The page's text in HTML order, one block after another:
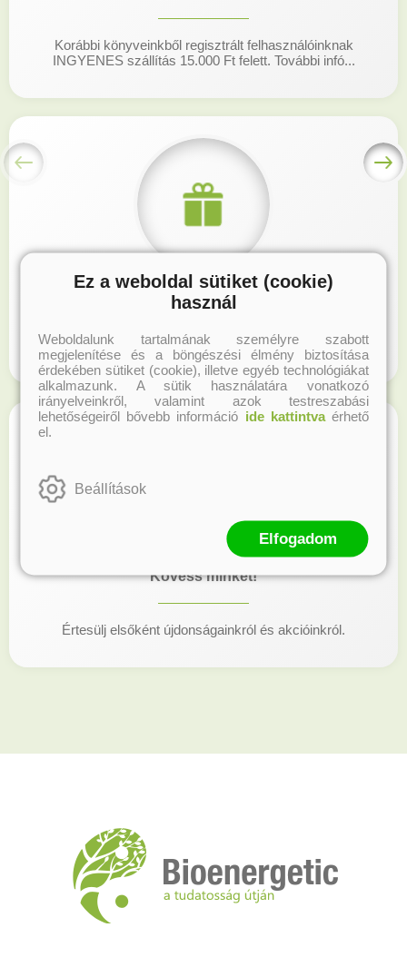
Korábbi könyveinkből regisztrált felhasználóinknak
INGYENES szállítás 15.000 Ft felett. További infó...
Hűségprogram
Regisztrálj honlapunkon és gyűjtsd a hűségpontokat!
Kövess minket!
Értesülj elsőként újdonságainkról és akcióinkról.
Ez a weboldal sütiket (cookie)
használ
Weboldalunk tartalmának személyre szabott
megjelenítése és a böngészési élmény biztosítása
érdekében sütiket (cookie), illetve egyéb technológiákat
alkalmazunk. A sütik használatára vonatkozó
irányelveinkről, valamint azok testreszabási
lehetőségeiről bővebb információ ide kattintvaérhető
el.
Beállítások
Elfogadom